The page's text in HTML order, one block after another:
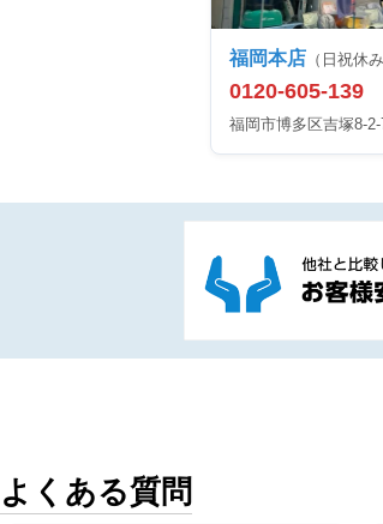
福岡本店 （日祝休み
0120-605-139
福岡市博多区吉塚8-
よくある質問